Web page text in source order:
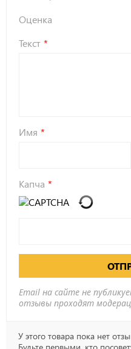
Оценка
Текст
Имя
Капча
Email на сайте не
отзывы проходят
У этого товара пока нет